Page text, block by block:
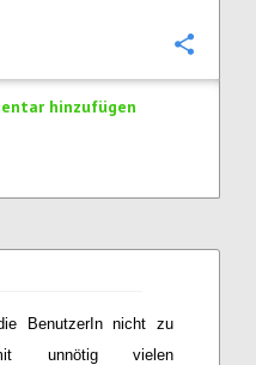
hinzufügen
BenutzerIn nicht zu
unnötig vielen